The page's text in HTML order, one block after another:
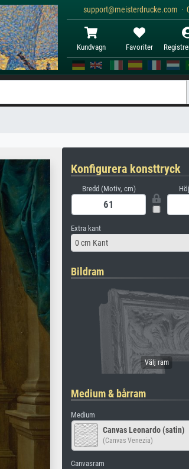
support@meisterdrucke.com ·
Kundvagn Favoriter
Konfigurera konsttryck
Bredd (Motiv, cm)
Extra kant
0 cm Kant
Bildram
Medium & bårram
Medium
Canvas Leonardo (satin)
(Canvas Venezia)
Canvasram